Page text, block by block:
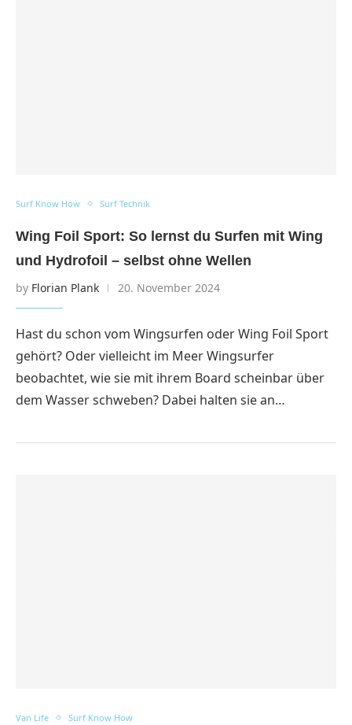
Surf Know How Surf Technik
Wing Foil Sport: So lernst du Surfen mit Wing
und Hydrofoil – selbst ohne Wellen
by Florian Plank 20. November 2024
Hast du schon vom Wingsurfen oder Wing Foil Sport
gehört? Oder vielleicht im Meer Wingsurfer
beobachtet, wie sie mit ihrem Board scheinbar über
dem Wasser schweben? Dabei halten sie an…
Van Life Surf Know How